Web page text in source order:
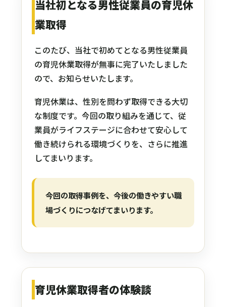
当社初となる男性従業員の育児休
業取得
このたび、当社で初めてとなる男性従業員
の育児休業取得が無事に完了いたしました
ので、お知らせいたします。
育児休業は、性別を問わず取得できる大切
な制度です。今回の取り組みを通じて、従
業員がライフステージに合わせて安心して
働き続けられる環境づくりを、さらに推進
してまいります。
今回の取得事例を、今後の働きやすい職
場づくりにつなげてまいります。
育児休業取得者の体験談